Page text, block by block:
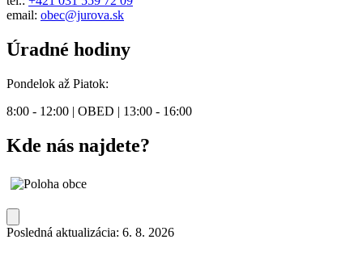
email: obec@jurova.sk
Úradné hodiny
Pondelok až Piatok:
8:00 - 12:00 | OBED | 13:00 - 16:00
Kde nás najdete?
Posledná aktualizácia: 6. 8. 2026